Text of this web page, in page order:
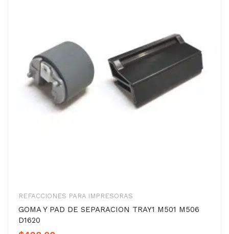
REFACCIONES PARA IMPRESORAS
GOMA Y PAD DE SEPARACION TRAY1 M501 M506
D1620